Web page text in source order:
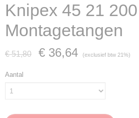
Knipex 45 21 200
Montagetangen
€ 51,80 € 36,64 (exclusief btw 21%)
Aantal